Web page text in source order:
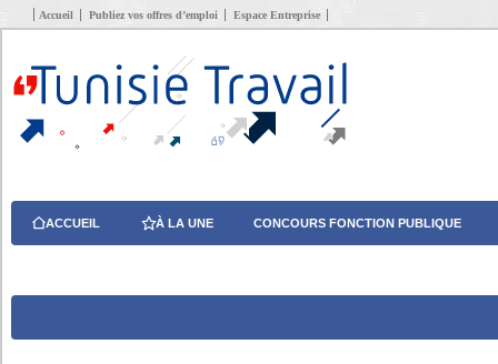
Accueil Publiez vos offres d’emploi Espace Entreprise
ACCUEIL À LA UNE CONCOURS FONCTION PUBLIQUE